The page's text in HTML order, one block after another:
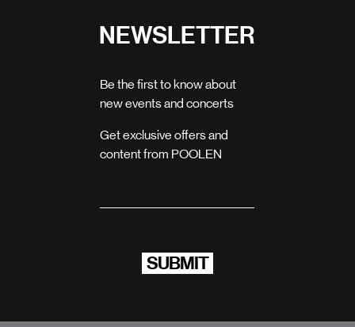
NEWSLETTER
Be the first to know about
new events and concerts
Get exclusive offers and
content from POOLEN
SUBMIT